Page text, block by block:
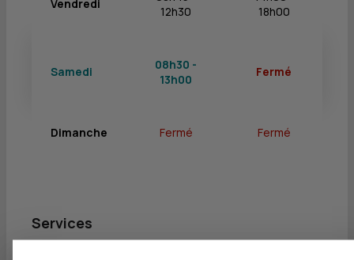
Vendredi
12h30
18h00
Samedi
08h30 -
13h00
Fermé
Dimanche Fermé Fermé
Services